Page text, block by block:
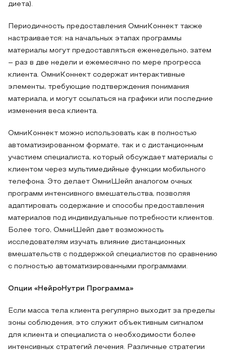
диета).
Периодичность предоставления ОмниКоннект также
настраивается: на начальных этапах программы
материалы могут предоставляться еженедельно, затем
– раз в две недели и ежемесячно по мере прогресса
клиента. ОмниКоннект содержат интерактивные
элементы, требующие подтверждения понимания
материала, и могут ссылаться на графики или последние
изменения веса клиента.
ОмниКоннект можно использовать как в полностью
автоматизированном формате, так и с дистанционным
участием специалиста, который обсуждает материалы с
клиентом через мультимедийные функции мобильного
телефона. Это делает ОмниШейп аналогом очных
программ интенсивного вмешательства, позволяя
адаптировать содержание и способы предоставления
материалов под индивидуальные потребности клиентов.
Более того, ОмниШейп дает возможность
исследователям изучать влияние дистанционных
вмешательств с поддержкой специалистов по сравнению
с полностью автоматизированными программами.
Опции «НейроНутри Программа»
Если масса тела клиента регулярно выходит за пределы
зоны соблюдения, это служит объективным сигналом
для клиента и специалиста о необходимости более
интенсивных стратегий лечения. Различные стратегии